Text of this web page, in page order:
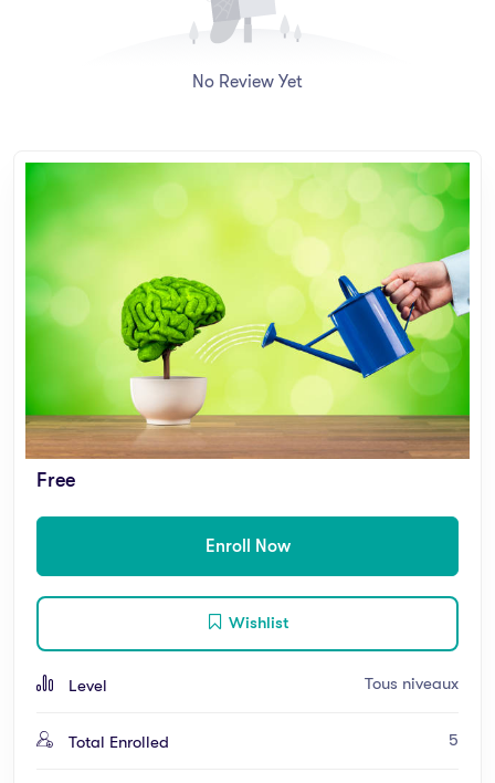
No Review Yet
Free
Enroll Now
Wishlist
Level Tous niveaux
Total Enrolled 5